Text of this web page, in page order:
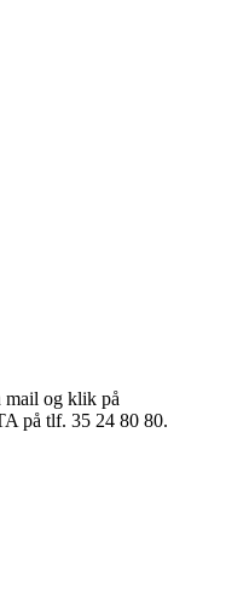
mail og klik på
på tlf. 35 24 80 80.